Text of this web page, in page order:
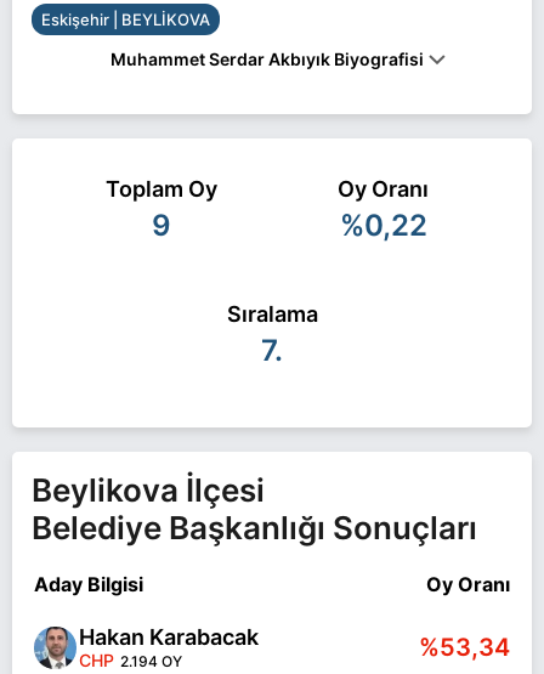
Eskişehir | BEYLİKOVA
Muhammet Serdar Akbıyık Biyografisi
belediye başkan adayı olarak Saadet ile 31 Mart
2024 yerel seçimlerinde yarışıyor. Muhammet
Serdar Akbıyık ile ilgili daha fazla bilgi için
Muhammet Serdar Akbıyık Haberleri
Toplam Oy
9
Oy Oranı
%0,22
Sıralama
7.
Beylikova İlçesi
Belediye Başkanlığı Sonuçları
Aday Bilgisi Oy Oranı
Hakan Karabacak
CHP 2.194 OY %53,34